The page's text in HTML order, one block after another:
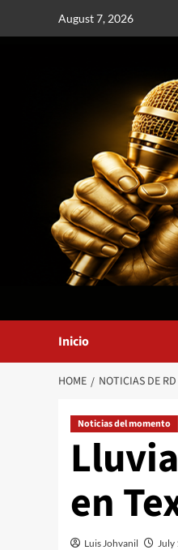
August 7, 2026
Inicio
HOME NOTICIAS DE RD
Noticias del momento
en
Luis Johvanil July